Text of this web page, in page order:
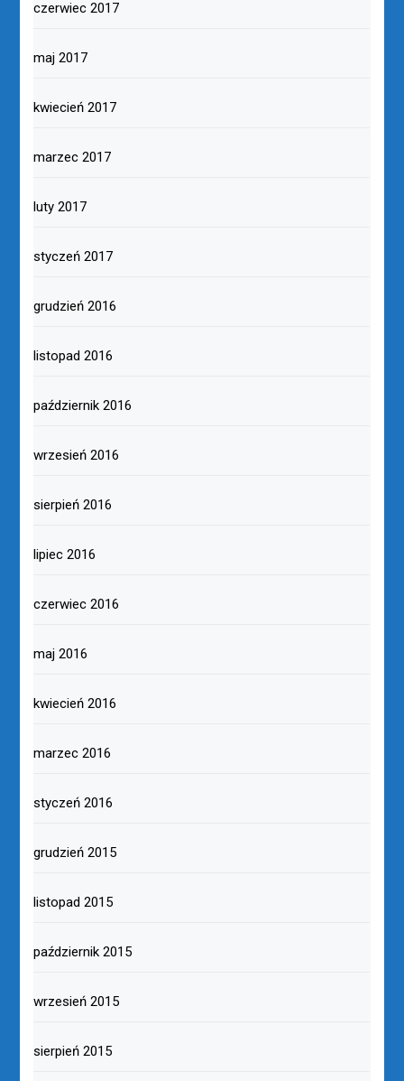
czerwiec 2017
maj 2017
kwiecień 2017
marzec 2017
luty 2017
styczeń 2017
grudzień 2016
listopad 2016
październik 2016
wrzesień 2016
sierpień 2016
lipiec 2016
czerwiec 2016
maj 2016
kwiecień 2016
marzec 2016
styczeń 2016
grudzień 2015
listopad 2015
październik 2015
wrzesień 2015
sierpień 2015